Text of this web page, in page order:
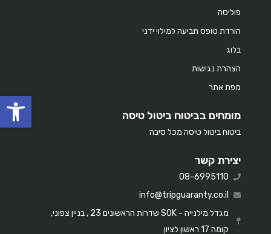
פוליסה
הורדת טופס תביעה למילוי ידני
בלוג
הצהרת נגישות
מפת אתר
מומחים בביטוח ביטול טיסה
ביטוח ביטול טיסה מכל סיבה
יצירת קשר
08-6995110
info@tripguaranty.co.il
מגדל מילנייה - SOK שדרות הראשונים 23 , בניין צפוני,
קומה 17 ראשון לציון